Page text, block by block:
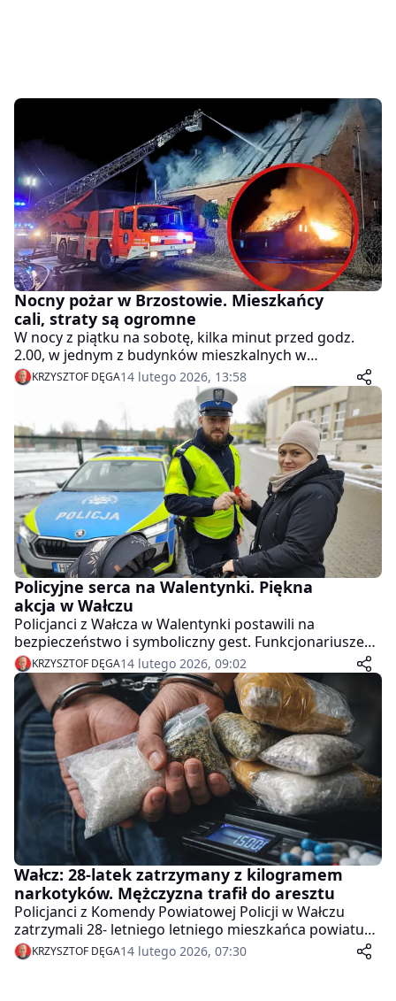
Nocny pożar w Brzostowie. Mieszkańcy
cali, straty są ogromne
W nocy z piątku na sobotę, kilka minut przed godz.
2.00, w jednym z budynków mieszkalnych w
Brzostowie wybuchł pożar. Na szczęście nikt z
mieszkańców nie ucierpiał, jednak straty materialne są
KRZYSZTOF DĘGA14 lutego 2026, 13:58
Policyjne serca na Walentynki. Piękna
akcja w Wałczu
Policjanci z Wałcza w Walentynki postawili na
bezpieczeństwo i symboliczny gest. Funkcjonariusze
ruchu drogowego rozdawali mieszkańcom
odblaskowe serca, przypominając, że troska o bliskich
zaczyna się od bezpiecznego powrotu do domu.
KRZYSZTOF DĘGA14 lutego 2026, 09:02
Wałcz: 28-latek zatrzymany z kilogramem
narkotyków. Mężczyzna trafił do aresztu
Policjanci z Komendy Powiatowej Policji w Wałczu
zatrzymali 28- letniego letniego mieszkańca powiatu
wałeckiego, który w miejscu zamieszkania posiadał
ponad kilogram środków odurzających i substancji
KRZYSZTOF DĘGA14 lutego 2026, 07:30